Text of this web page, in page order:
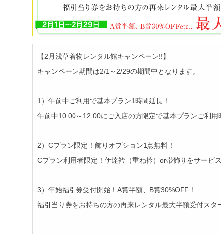
【2月浅草着物レンタル館キャンペーン!!】
キャンペーン期間は2/1～2/29の期間中となります。
1）午前中ご利用で基本プラン1時間延長！
午前中10:00～12:00にご入店の方限定で基本プランご利用
2）Cプラン限定！飾りオプション1点無料！
Cプラン利用者限定！伊達衿（重ね衿）or帯飾りをサービ
3）年始福引券受付開始！A賞半額、B賞30%OFF！
福引当り券をお持ちの方の再来レンタル最大半額受付スタ